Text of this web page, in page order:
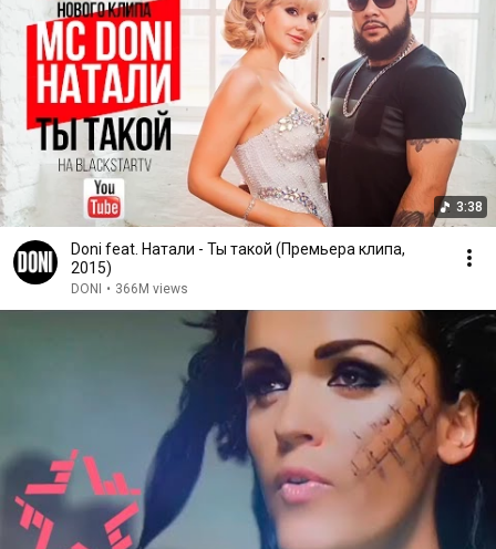
3:38
Doni feat. Натали - Ты такой (Премьера клипа,
2015)
DONI • 366M views